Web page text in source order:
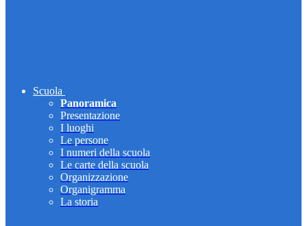
Scuola
Panoramica
Presentazione
I luoghi
Le persone
I numeri della scuola
Le carte della scuola
Organizzazione
Organigramma
La storia